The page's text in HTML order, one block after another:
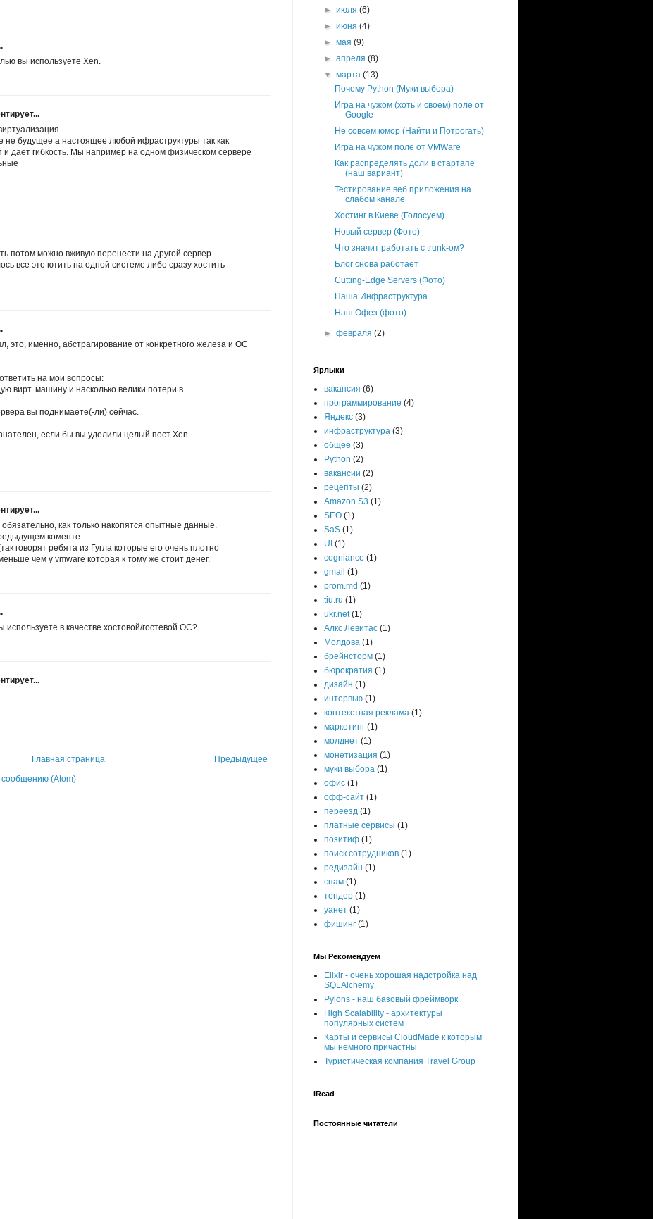
вы используете Xen.
не будущее а настоящее любой ифраструктуры так как
дает гибкость. Мы например на одном физическом сервере
потом можно вживую перенести на другой сервер.
все это ютить на одной системе либо сразу хостить
это, именно, абстрагирование от конкретного железа и ОС
на мои вопросы:
вирт. машину и насколько велики потери в
вы поднимаете(-ли) сейчас.
если бы вы уделили целый пост Xen.
как только накопятся опытные данные.
коменте
говорят ребята из Гугла которые его очень плотно
чем у vmware которая к тому же стоит денег.
используете в качестве хостовой/гостевой ОС?
Предыдущее
Главная страница
сообщению (Atom)
►июля(6)
►июня(4)
►мая(9)
►апреля(8)
▼марта(13)
Почему Python (Муки выбора)
Игра на чужом (хоть и своем) поле от
Google
Не совсем юмор (Найти и Потрогать)
Игра на чужом поле от VMWare
Как распределять доли в стартапе
(наш вариант)
Тестирование веб приложения на
слабом канале
Хостинг в Киеве (Голосуем)
Новый сервер (Фото)
Что значит работать с trunk-ом?
Блог снова работает
Cutting-Edge Servers (Фото)
Наша Инфраструктура
Наш Офез (фото)
►февраля(2)
Ярлыки
вакансия (6)
программирование (4)
Яндекс (3)
инфраструктура (3)
общее (3)
Python (2)
вакансии (2)
рецепты (2)
Amazon S3 (1)
SEO (1)
SaS (1)
UI (1)
cogniance (1)
gmail (1)
prom.md (1)
tiu.ru (1)
ukr.net (1)
Алкс Левитас (1)
Молдова (1)
брейнсторм (1)
бюрократия (1)
дизайн (1)
интервью (1)
контекстная реклама (1)
маркетинг (1)
молднет (1)
монетизация (1)
муки выбора (1)
офис (1)
офф-сайт (1)
переезд (1)
платные сервисы (1)
позитиф (1)
поиск сотрудников (1)
редизайн (1)
спам (1)
тендер (1)
уанет (1)
фишинг (1)
Мы Рекомендуем
Elixir - очень хорошая надстройка над
SQLAlchemy
Pylons - наш базовый фреймворк
High Scalability - архитектуры
популярных систем
Карты и сервисы CloudMade к которым
мы немного причастны
Туристическая компания Travel Group
iRead
Постоянные читатели